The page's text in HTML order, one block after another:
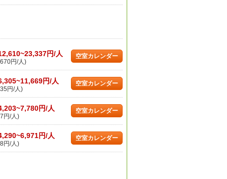
円/人
円/人)
空室カレンダー
円/人
円/人)
空室カレンダー
円/人
円/人)
空室カレンダー
円/人
円/人)
空室カレンダー